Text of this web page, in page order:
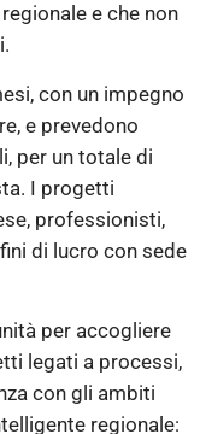
e che non
con un impegno
e prevedono
per un totale di
I progetti
professionisti,
di lucro con sede
per accogliere
legati a processi,
con gli ambiti
regionale: